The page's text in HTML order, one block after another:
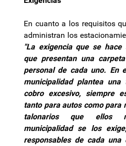
En cuanto a los requisitos
administran los
"La exigencia que se hace
que presentan una
personal de cada uno. En
municipalidad plantea
cobro excesivo, siempre
tanto para autos como para
talonarios que ellos
municipalidad se los
responsables de cada